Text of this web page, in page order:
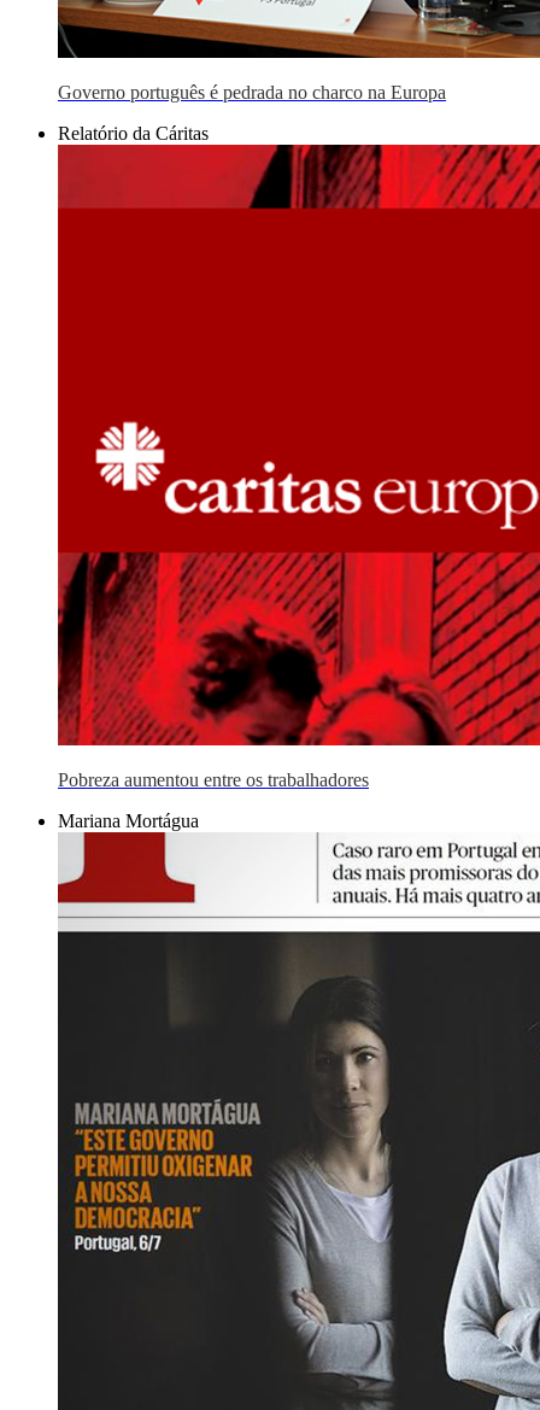
Governo português é pedrada no charco na Europa
Relatório da Cáritas
Pobreza aumentou entre os trabalhadores
Mariana Mortágua